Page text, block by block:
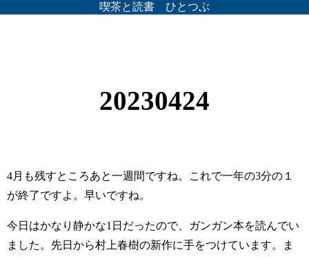
喫茶と読書 ひとつぶ
20230424
4月も残すところあと一週間ですね。これで一年の3分の１
が終了ですよ。早いですね。
今日はかなり静かな1日だったので、ガンガン本を読んでい
ました。先日から村上春樹の新作に手をつけています。ま